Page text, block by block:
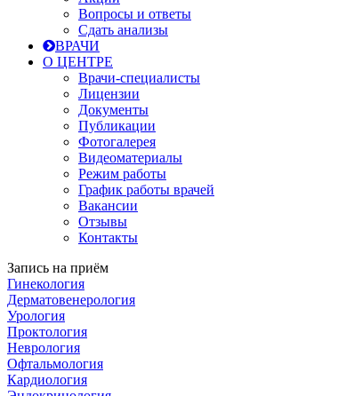
Вопросы и ответы
Сдать анализы
ВРАЧИ
О ЦЕНТРЕ
Врачи-специалисты
Лицензии
Документы
Публикации
Фотогалерея
Видеоматериалы
Режим работы
График работы врачей
Вакансии
Отзывы
Контакты
Запись на приём
Гинекология
Дерматовенерология
Урология
Проктология
Неврология
Офтальмология
Кардиология